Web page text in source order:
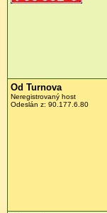
Od Turnova
Neregistrovaný host
Odeslán z: 90.177.6.80